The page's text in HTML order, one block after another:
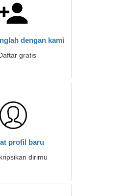
dengan kami
gratis
profil baru
dirimu